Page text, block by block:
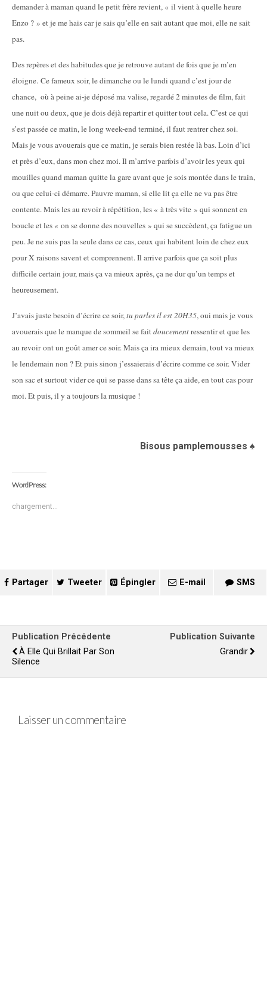
demander à maman quand le petit frère revient, « il vient à quelle heure
Enzo ? » et je me hais car je sais qu’elle en sait autant que moi, elle ne sait
pas.
Des repères et des habitudes que je retrouve autant de fois que je m’en
éloigne. Ce fameux soir, le dimanche ou le lundi quand c’est jour de
chance, où à peine ai-je déposé ma valise, regardé 2 minutes de film, fait
une nuit ou deux, que je dois déjà repartir et quitter tout cela. C’est ce qui
s’est passée ce matin, le long week-end terminé, il faut rentrer chez soi.
Mais je vous avouerais que ce matin, je serais bien restée là bas. Loin d’ici
et près d’eux, dans mon chez moi. Il m’arrive parfois d’avoir les yeux qui
mouilles quand maman quitte la gare avant que je sois montée dans le train,
ou que celui-ci démarre. Pauvre maman, si elle lit ça elle ne va pas être
contente. Mais les au revoir à répétition, les « à très vite » qui sonnent en
boucle et les « on se donne des nouvelles » qui se succèdent, ça fatigue un
peu. Je ne suis pas la seule dans ce cas, ceux qui habitent loin de chez eux
pour X raisons savent et comprennent. Il arrive parfois que ça soit plus
difficile certain jour, mais ça va mieux après, ça ne dur qu’un temps et
heureusement.
J’avais juste besoin d’écrire ce soir,tu parles il est 20H35, oui mais je vous
avouerais que le manque de sommeil se faitdoucementressentir et que les
au revoir ont un goût amer ce soir. Mais ça ira mieux demain, tout va mieux
le lendemain non ? Et puis sinon j’essaierais d’écrire comme ce soir. Vider
son sac et surtout vider ce qui se passe dans sa tête ça aide, en tout cas pour
moi. Et puis, il y a toujours la musique !
Bisous pamplemousses ♠
WordPress:
chargement…
Partager Tweeter Épingler E-mail SMS
Publication Précédente
À Elle Qui Brillait Par Son
Silence
Publication Suivante
Grandir
Laisser un commentaire